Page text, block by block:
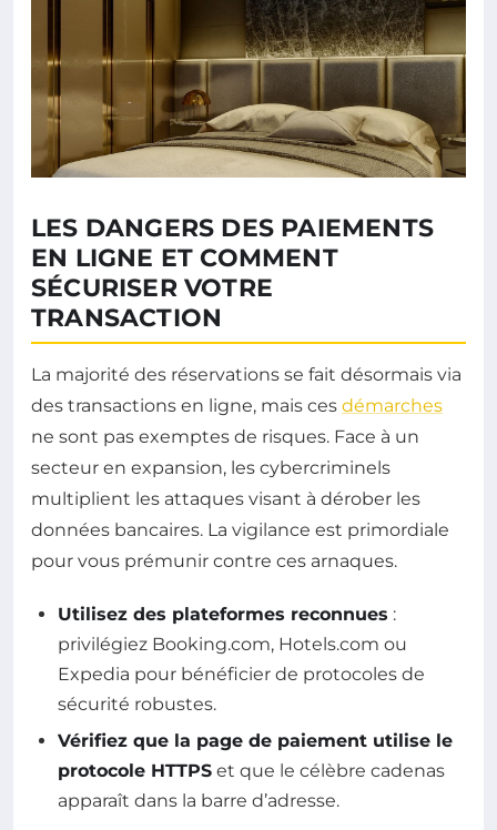
LES DANGERS DES PAIEMENTS
EN LIGNE ET COMMENT
SÉCURISER VOTRE
TRANSACTION
La majorité des réservations se fait désormais via
des transactions en ligne, mais ces démarches
ne sont pas exemptes de risques. Face à un
secteur en expansion, les cybercriminels
multiplient les attaques visant à dérober les
données bancaires. La vigilance est primordiale
pour vous prémunir contre ces arnaques.
Utilisez des plateformes reconnues :
privilégiez Booking.com, Hotels.com ou
Expedia pour bénéficier de protocoles de
sécurité robustes.
Vérifiez que la page de paiement utilise le
protocole HTTPS et que le célèbre cadenas
apparaît dans la barre d’adresse.